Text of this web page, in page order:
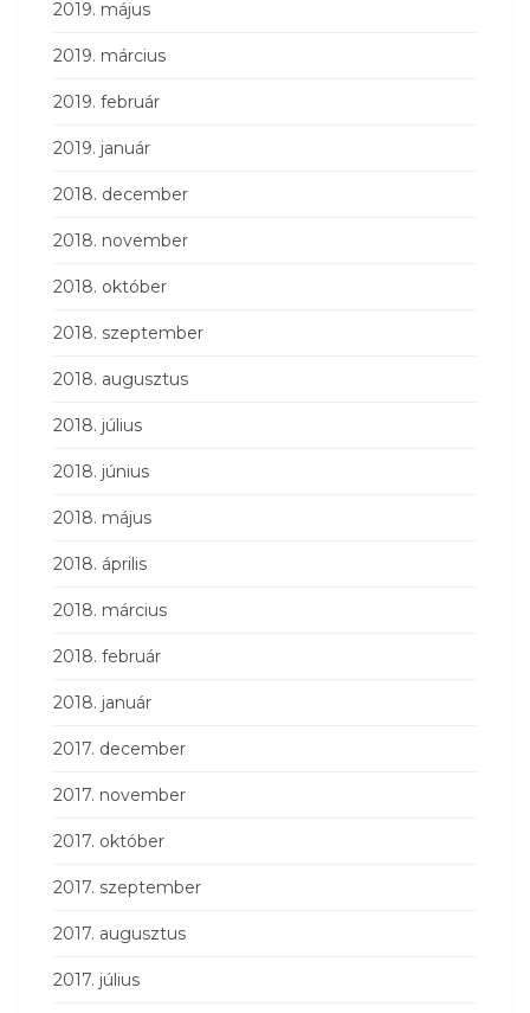
2019. május
2019. március
2019. február
2019. január
2018. december
2018. november
2018. október
2018. szeptember
2018. augusztus
2018. július
2018. június
2018. május
2018. április
2018. március
2018. február
2018. január
2017. december
2017. november
2017. október
2017. szeptember
2017. augusztus
2017. július